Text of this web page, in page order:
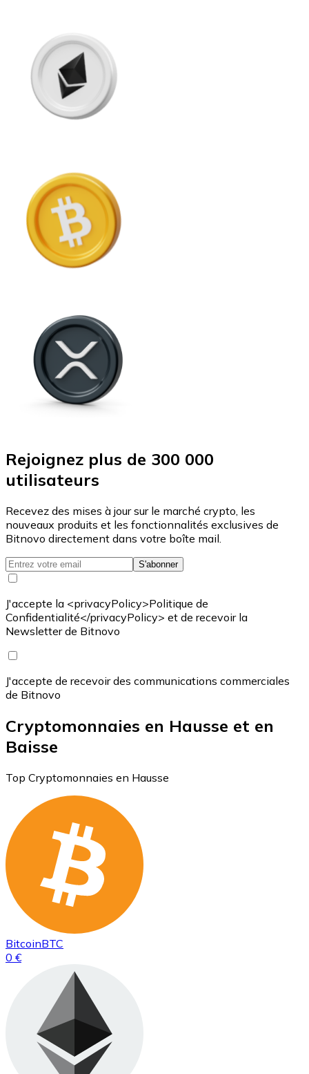
Rejoignez plus de 300 000
utilisateurs
Recevez des mises à jour sur le marché crypto, les
nouveaux produits et les fonctionnalités exclusives de
Bitnovo directement dans votre boîte mail.
S'abonner
J'accepte la <privacyPolicy>Politique de
Confidentialité</privacyPolicy> et de recevoir la
Newsletter de Bitnovo
J'accepte de recevoir des communications commerciales
de Bitnovo
Cryptomonnaies en Hausse et en
Baisse
Top Cryptomonnaies en Hausse
BitcoinBTC
0 €